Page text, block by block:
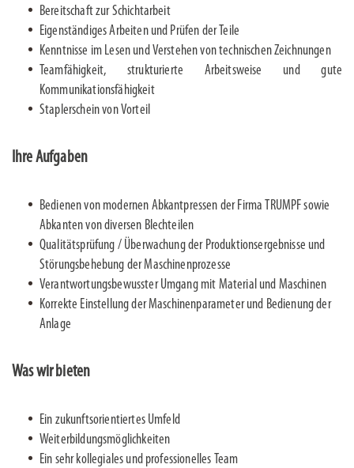
Bereitschaft zur Schichtarbeit
Eigenständiges Arbeiten und Prüfen der Teile
Kenntnisse im Lesen und Verstehen von technischen Zeichnungen
Teamfähigkeit, strukturierte Arbeitsweise und gute
Kommunikationsfähigkeit
Staplerschein von Vorteil
Ihre Aufgaben
Bedienen von modernen Abkantpressen der Firma TRUMPF sowie
Abkanten von diversen Blechteilen
Qualitätsprüfung / Überwachung der Produktionsergebnisse und
Störungsbehebung der Maschinenprozesse
Verantwortungsbewusster Umgang mit Material und Maschinen
Korrekte Einstellung der Maschinenparameter und Bedienung der
Anlage
Was wir bieten
Ein zukunftsorientiertes Umfeld
Weiterbildungsmöglichkeiten
Ein sehr kollegiales und professionelles Team